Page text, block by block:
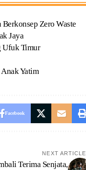
Zero Waste
Jaya
Ufuk Timur
Yatim
Facebook
NEXT ARTICLE
Terima Senjata,